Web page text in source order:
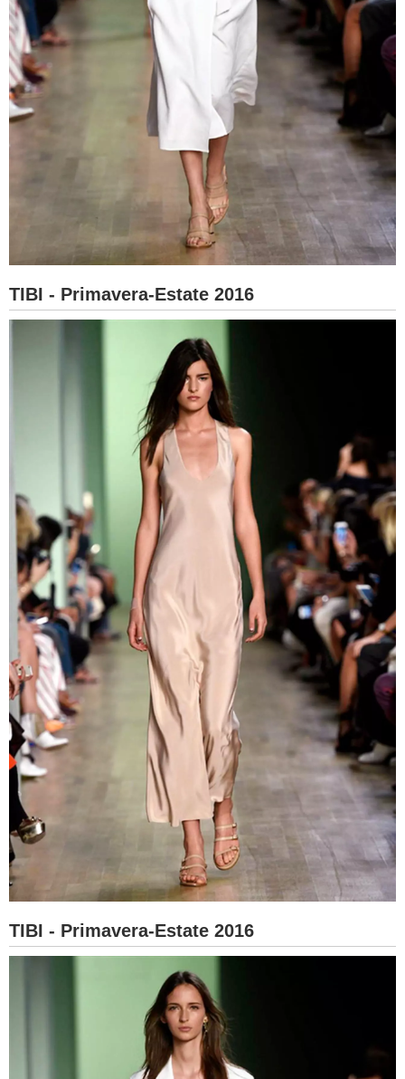
TIBI - Primavera-Estate 2016
TIBI - Primavera-Estate 2016